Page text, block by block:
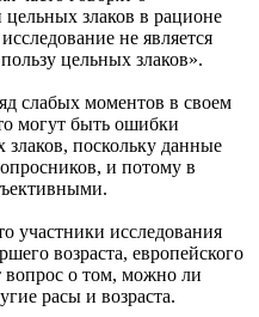
злаков в рационе
не является
цельных злаков».
слабых моментов в своем
могут быть ошибки
поскольку данные
и потому в
участники исследования
возраста, европейского
вопрос о том, можно ли
расы и возраста.